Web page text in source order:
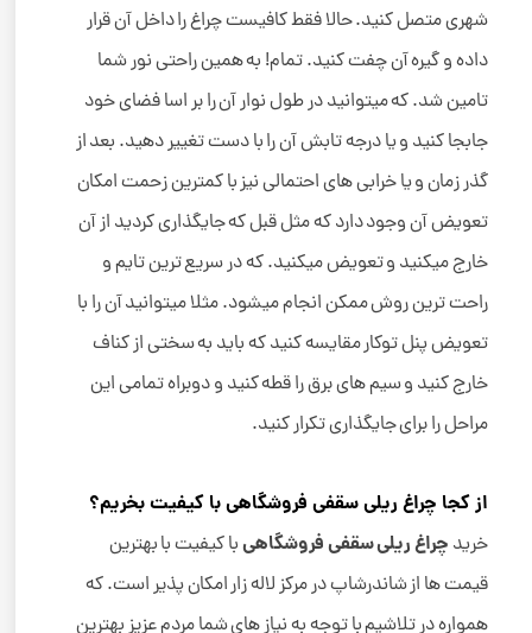
شهری متصل کنید. حالا فقط کافیست چراغ را داخل آن قرار
داده و گیره آن چفت کنید. تمام! به همین راحتی نور شما
تامین شد. که میتوانید در طول نوار آن را بر اسا فضای خود
جابجا کنید و یا درجه تابش آن را با دست تغییر دهید. بعد از
گذر زمان و یا خرابی های احتمالی نیز با کمترین زحمت امکان
تعویض آن وجود دارد که مثل قبل که جایگذاری کردید از آن
خارج میکنید و تعویض میکنید. که در سریع ترین تایم و
راحت ترین روش ممکن انجام میشود. مثلا میتوانید آن را با
تعویض پنل توکار مقایسه کنید که باید به سختی از کناف
خارج کنید و سیم های برق را قطه کنید و دوبراه تمامی این
مراحل را برای جایگذاری تکرار کنید.
از کجا چراغ ریلی سقفی فروشگاهی با کیفیت بخریم؟
خرید چراغ ریلی سقفی فروشگاهیبا کیفیت با بهترین
قیمت ها از شاندرشاپ در مرکز لاله زار امکان پذیر است. که
همواره در تلاشیم با توجه به نیاز های شما مردم عزیز بهترین